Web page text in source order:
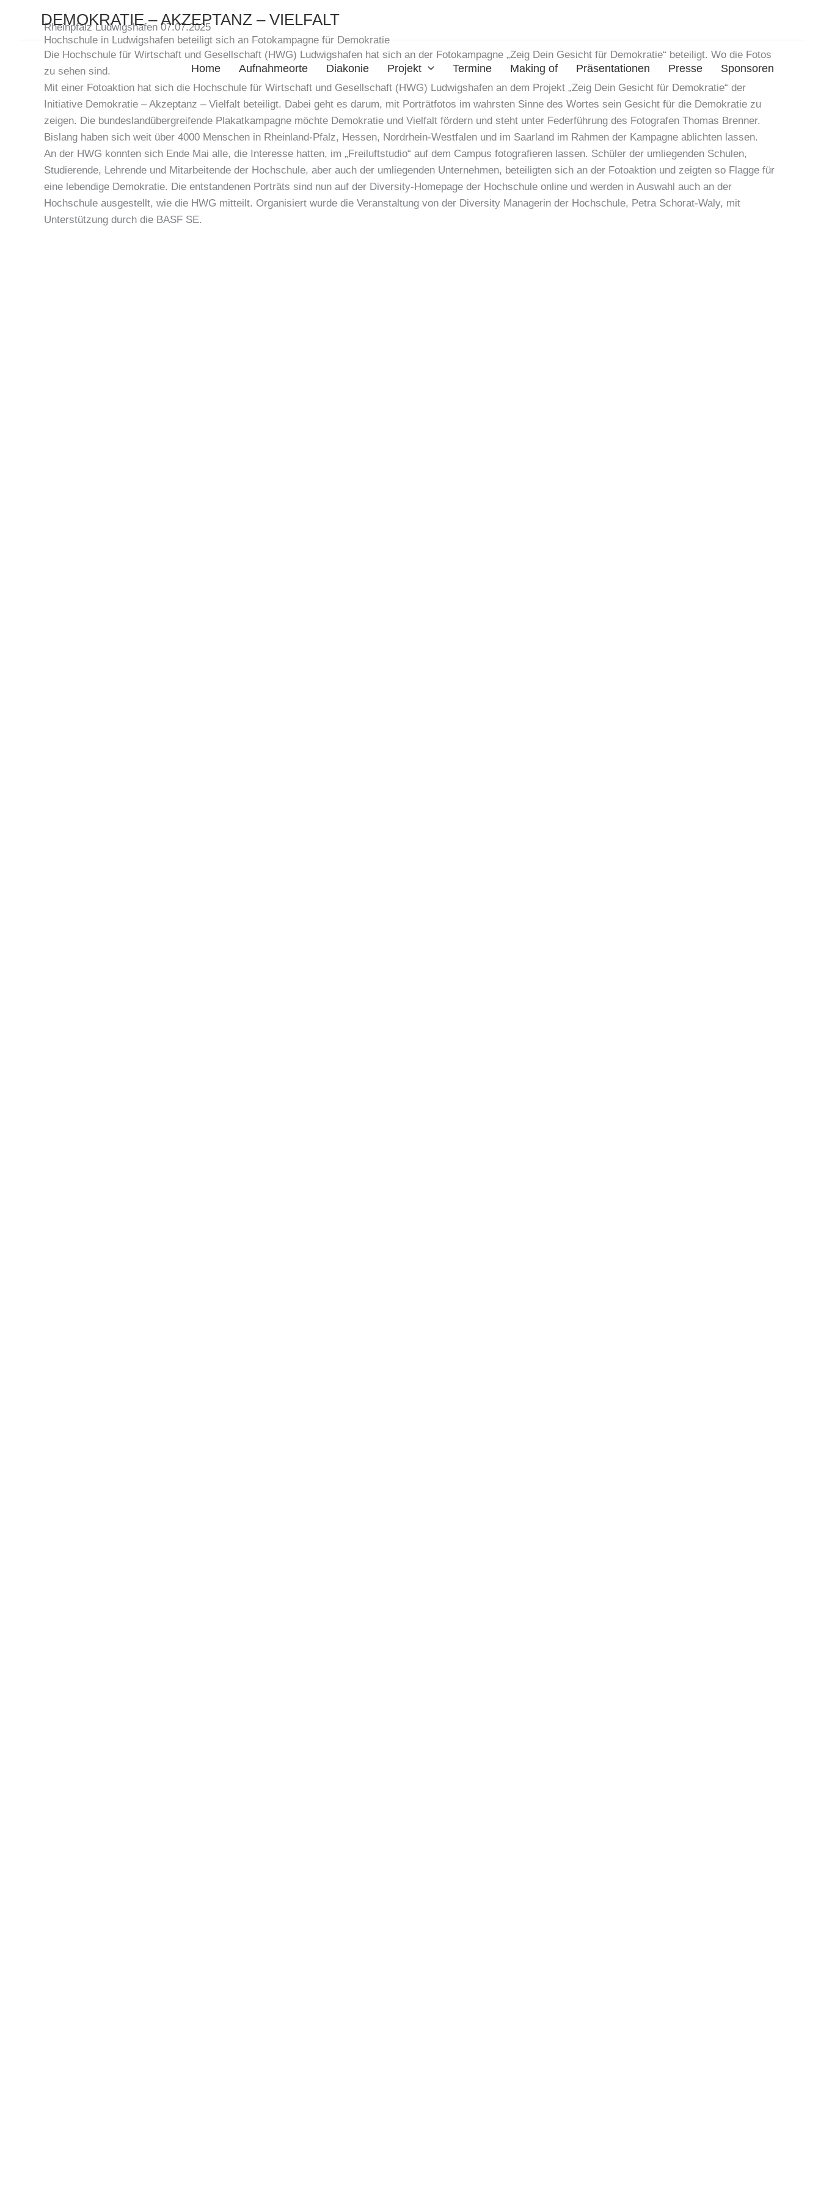
DEMOKRATIE – AKZEPTANZ – VIELFALT
Home Aufnahmeorte Diakonie Projekt Termine Making of Präsentationen Presse Sponsoren
Rheinpfalz Ludwigshafen 07.07.2025
Hochschule in Ludwigshafen beteiligt sich an Fotokampagne für Demokratie
Die Hochschule für Wirtschaft und Gesellschaft (HWG) Ludwigshafen hat sich an der Fotokampagne „Zeig Dein Gesicht für Demokratie“ beteiligt. Wo die Fotos
zu sehen sind.
Mit einer Fotoaktion hat sich die Hochschule für Wirtschaft und Gesellschaft (HWG) Ludwigshafen an dem Projekt „Zeig Dein Gesicht für Demokratie“ der
Initiative Demokratie – Akzeptanz – Vielfalt beteiligt. Dabei geht es darum, mit Porträtfotos im wahrsten Sinne des Wortes sein Gesicht für die Demokratie zu
zeigen. Die bundeslandübergreifende Plakatkampagne möchte Demokratie und Vielfalt fördern und steht unter Federführung des Fotografen Thomas Brenner.
Bislang haben sich weit über 4000 Menschen in Rheinland-Pfalz, Hessen, Nordrhein-Westfalen und im Saarland im Rahmen der Kampagne ablichten lassen.
An der HWG konnten sich Ende Mai alle, die Interesse hatten, im „Freiluftstudio“ auf dem Campus fotografieren lassen. Schüler der umliegenden Schulen,
Studierende, Lehrende und Mitarbeitende der Hochschule, aber auch der umliegenden Unternehmen, beteiligten sich an der Fotoaktion und zeigten so Flagge für
eine lebendige Demokratie. Die entstandenen Porträts sind nun auf der Diversity-Homepage der Hochschule online und werden in Auswahl auch an der
Hochschule ausgestellt, wie die HWG mitteilt. Organisiert wurde die Veranstaltung von der Diversity Managerin der Hochschule, Petra Schorat-Waly, mit
Unterstützung durch die BASF SE.